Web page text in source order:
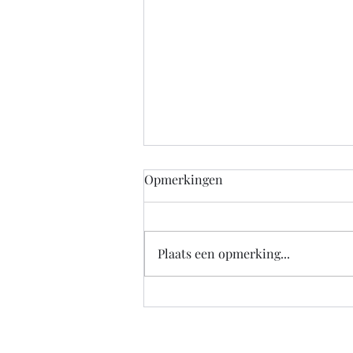
Marc de Hond stelt optredens
uit tot volgend seizoen
nieuw venster geopend) Klik om
te delen met Twitter (Wordt in
Opmerkingen
Plaats een opmerking...